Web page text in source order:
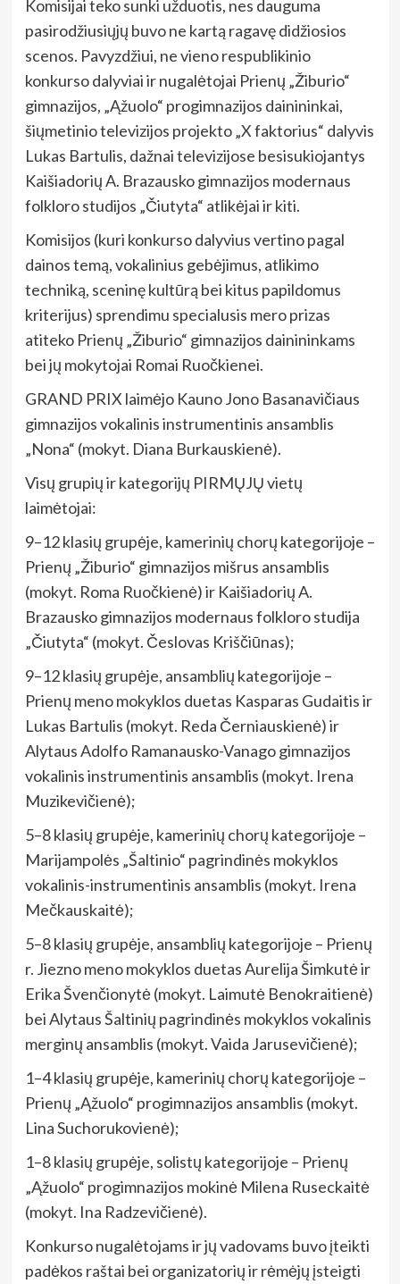
Komisijai teko sunki užduotis, nes dauguma
pasirodžiusiųjų buvo ne kartą ragavę didžiosios
scenos. Pavyzdžiui, ne vieno respublikinio
konkurso dalyviai ir nugalėtojai Prienų „Žiburio“
gimnazijos, „Ąžuolo“ progimnazijos dainininkai,
šiųmetinio televizijos projekto „X faktorius“ dalyvis
Lukas Bartulis, dažnai televizijose besisukiojantys
Kaišiadorių A. Brazausko gimnazijos modernaus
folkloro studijos „Čiutyta“ atlikėjai ir kiti.
Komisijos (kuri konkurso dalyvius vertino pagal
dainos temą, vokalinius gebėjimus, atlikimo
techniką, sceninę kultūrą bei kitus papildomus
kriterijus) sprendimu specialusis mero prizas
atiteko Prienų „Žiburio“ gimnazijos dainininkams
bei jų mokytojai Romai Ruočkienei.
GRAND PRIX laimėjo Kauno Jono Basanavičiaus
gimnazijos vokalinis instrumentinis ansamblis
„Nona“ (mokyt. Diana Burkauskienė).
Visų grupių ir kategorijų PIRMŲJŲ vietų
laimėtojai:
9–12 klasių grupėje, kamerinių chorų kategorijoje –
Prienų „Žiburio“ gimnazijos mišrus ansamblis
(mokyt. Roma Ruočkienė) ir Kaišiadorių A.
Brazausko gimnazijos modernaus folkloro studija
„Čiutyta“ (mokyt. Česlovas Kriščiūnas);
9–12 klasių grupėje, ansamblių kategorijoje –
Prienų meno mokyklos duetas Kasparas Gudaitis ir
Lukas Bartulis (mokyt. Reda Černiauskienė) ir
Alytaus Adolfo Ramanausko-Vanago gimnazijos
vokalinis instrumentinis ansamblis (mokyt. Irena
Muzikevičienė);
5–8 klasių grupėje, kamerinių chorų kategorijoje –
Marijampolės „Šaltinio“ pagrindinės mokyklos
vokalinis-instrumentinis ansamblis (mokyt. Irena
Mečkauskaitė);
5–8 klasių grupėje, ansamblių kategorijoje – Prienų
r. Jiezno meno mokyklos duetas Aurelija Šimkutė ir
Erika Švenčionytė (mokyt. Laimutė Benokraitienė)
bei Alytaus Šaltinių pagrindinės mokyklos vokalinis
merginų ansamblis (mokyt. Vaida Jarusevičienė);
1–4 klasių grupėje, kamerinių chorų kategorijoje –
Prienų „Ąžuolo“ progimnazijos ansamblis (mokyt.
Lina Suchorukovienė);
1–8 klasių grupėje, solistų kategorijoje – Prienų
„Ąžuolo“ progimnazijos mokinė Milena Ruseckaitė
(mokyt. Ina Radzevičienė).
Konkurso nugalėtojams ir jų vadovams buvo įteikti
padėkos raštai bei organizatorių ir rėmėjų įsteigti